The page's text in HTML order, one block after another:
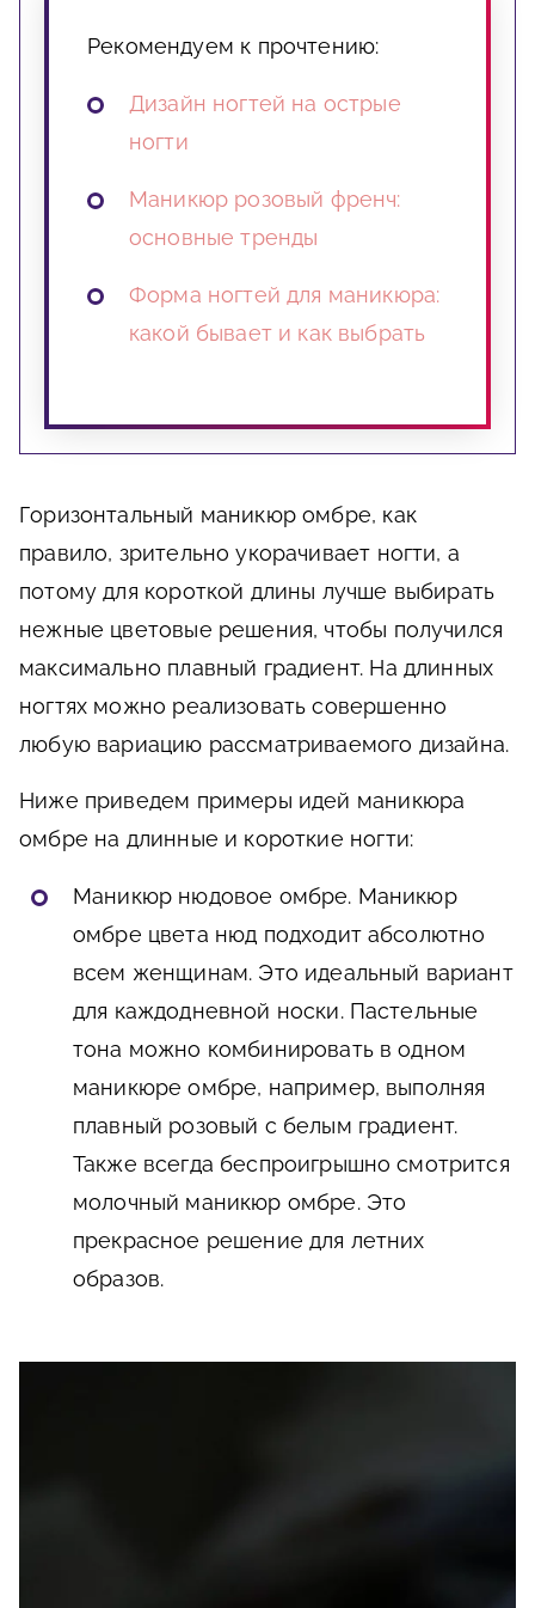
Рекомендуем к прочтению:
Дизайн ногтей на острые
ногти
Маникюр розовый френч:
основные тренды
Форма ногтей для маникюра:
какой бывает и как выбрать
Горизонтальный маникюр омбре, как
правило, зрительно укорачивает ногти, а
потому для короткой длины лучше выбирать
нежные цветовые решения, чтобы получился
максимально плавный градиент. На длинных
ногтях можно реализовать совершенно
любую вариацию рассматриваемого дизайна.
Ниже приведем примеры идей маникюра
омбре на длинные и короткие ногти:
Маникюр нюдовое омбре. Маникюр
омбре цвета нюд подходит абсолютно
всем женщинам. Это идеальный вариант
для каждодневной носки. Пастельные
тона можно комбинировать в одном
маникюре омбре, например, выполняя
плавный розовый с белым градиент.
Также всегда беспроигрышно смотрится
молочный маникюр омбре. Это
прекрасное решение для летних
образов.